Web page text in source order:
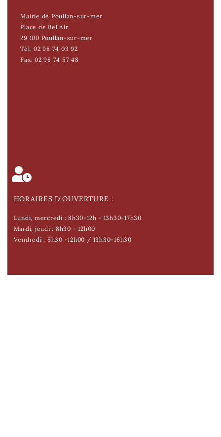
Mairie de Poullan-sur-mer
Place de Bel Air
29 100 Poullan-sur-mer
Tél. 02 98 74 03 92
Fax. 02 98 74 57 48
HORAIRES D'OUVERTURE :
Lundi, mercredi : 8h30-12h - 13h30-17h30
Mardi, jeudi : 8h30 - 12h00
Vendredi : 8h30 -12h00 / 13h30-16h30